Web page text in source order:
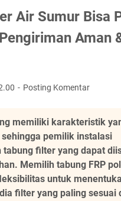
Air Sumur Bisa
Aman
Posting Komentar
memiliki karakteristik
pemilik instalasi
tabung filter yang dapat
Memilih tabung FRP
untuk
filter yang paling sesuai